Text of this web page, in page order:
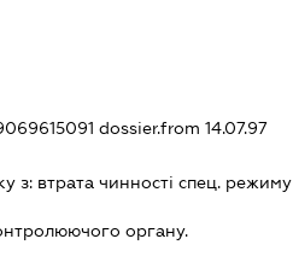
dossier.from 14.07.97
з: втрата чинностi спец. режиму
органу.